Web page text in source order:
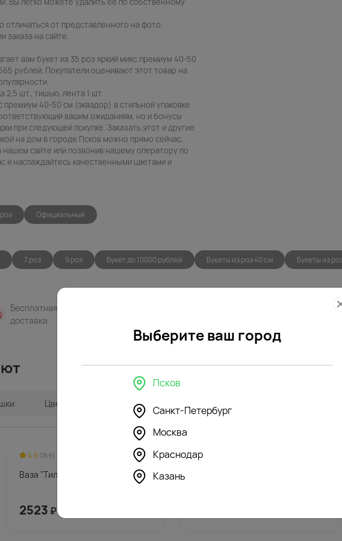
от представленного на фото.
заказа на сайте.
вам букет из 35 роз яркий микс премиум 40-50
рублей. Покупатели оценивают этот товар на
2,5 шт., тишью, лента 1 шт.
премиум 40-50 см (эквадор) в стильной упаковке
вашим ожиданиям, но и бонусы
при следующей покупке. Заказать этот и другие
на дом в городе Псков можно прямо сейчас,
сайте или позвонив нашему оператору по
и наслаждайтесь качественными цветами и
Официальный
7 роз 9 роз Букет до 10000 рублей Букеты из роз 40 см Букеты из
Бесплатная
доставка
Цветы в интерьере
4.6 (169) 127
Ваза "Тило" стеклянная
2523 ₽
4.8
Выберите ваш город
Псков
Санкт-Петербург
Москва
Краснодар
Казань